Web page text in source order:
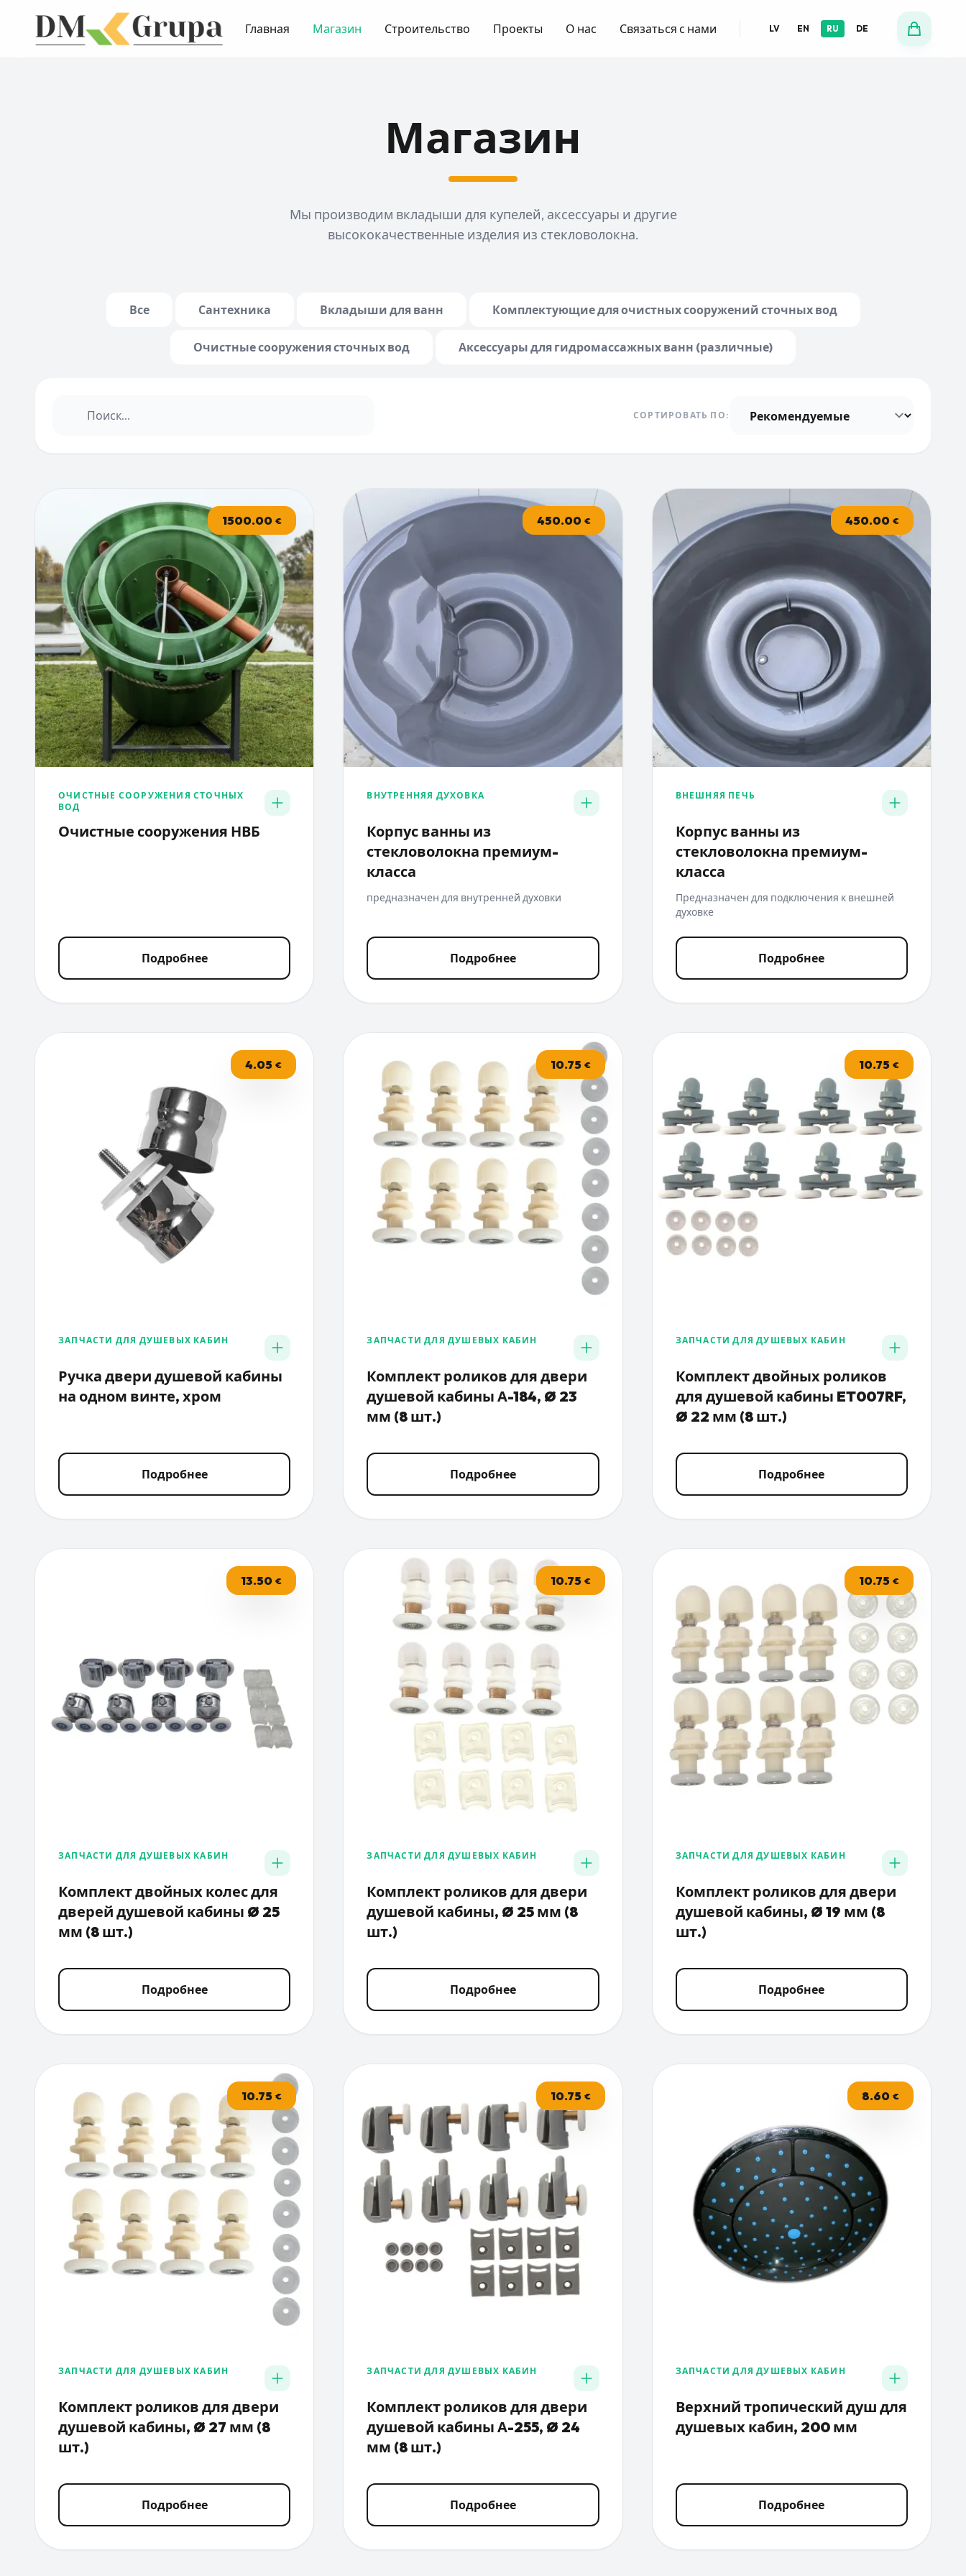
Главная Магазин Строительство Проекты О нас Связаться с нами LV EN RU DE
Магазин
Мы производим вкладыши для купелей, аксессуары и другие
высококачественные изделия из стекловолокна.
Все Сантехника Вкладыши для ванн Комплектующие для очистных сооружений сточных вод
Очистные сооружения сточных вод Аксессуары для гидромассажных ванн (различные)
СОРТИРОВАТЬ ПО:
1500.00 €
ОЧИСТНЫЕ СООРУЖЕНИЯ СТОЧНЫХ
ВОД
Очистные сооружения НВБ
Подробнее
450.00 €
ВНУТРЕННЯЯ ДУХОВКА
Корпус ванны из
стекловолокна премиум-
класса
предназначен для внутренней духовки
Подробнее
450.00 €
ВНЕШНЯЯ ПЕЧЬ
Корпус ванны из
стекловолокна премиум-
класса
Предназначен для подключения к внешней
духовке
Подробнее
4.05 €
ЗАПЧАСТИ ДЛЯ ДУШЕВЫХ КАБИН
Ручка двери душевой кабины
на одном винте, хром
Подробнее
10.75 €
ЗАПЧАСТИ ДЛЯ ДУШЕВЫХ КАБИН
Комплект роликов для двери
душевой кабины А-184, Ø 23
мм (8 шт.)
Подробнее
10.75 €
ЗАПЧАСТИ ДЛЯ ДУШЕВЫХ КАБИН
Комплект двойных роликов
для душевой кабины ET007RF,
Ø 22 мм (8 шт.)
Подробнее
13.50 €
ЗАПЧАСТИ ДЛЯ ДУШЕВЫХ КАБИН
Комплект двойных колес для
дверей душевой кабины Ø 25
мм (8 шт.)
Подробнее
10.75 €
ЗАПЧАСТИ ДЛЯ ДУШЕВЫХ КАБИН
Комплект роликов для двери
душевой кабины, Ø 25 мм (8
шт.)
Подробнее
10.75 €
ЗАПЧАСТИ ДЛЯ ДУШЕВЫХ КАБИН
Комплект роликов для двери
душевой кабины, Ø 19 мм (8
шт.)
Подробнее
10.75 €
ЗАПЧАСТИ ДЛЯ ДУШЕВЫХ КАБИН
Комплект роликов для двери
душевой кабины, Ø 27 мм (8
шт.)
Подробнее
10.75 €
ЗАПЧАСТИ ДЛЯ ДУШЕВЫХ КАБИН
Комплект роликов для двери
душевой кабины А-255, Ø 24
мм (8 шт.)
Подробнее
8.60 €
ЗАПЧАСТИ ДЛЯ ДУШЕВЫХ КАБИН
Верхний тропический душ для
душевых кабин, 200 мм
Подробнее